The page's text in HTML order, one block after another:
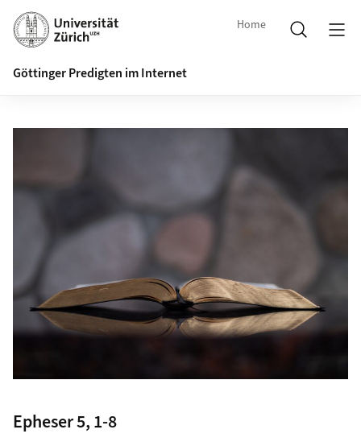
Home
Göttinger Predigten im Internet
Epheser 5, 1-8